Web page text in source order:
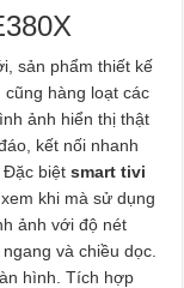
sản phẩm thiết kế
hàng loạt các
ảnh hiển thị thật
kết nối nhanh
Đặc biệtsmart tivi
khi mà sử dụng
ảnh với độ nét
và chiều dọc.
hình. Tích hợp